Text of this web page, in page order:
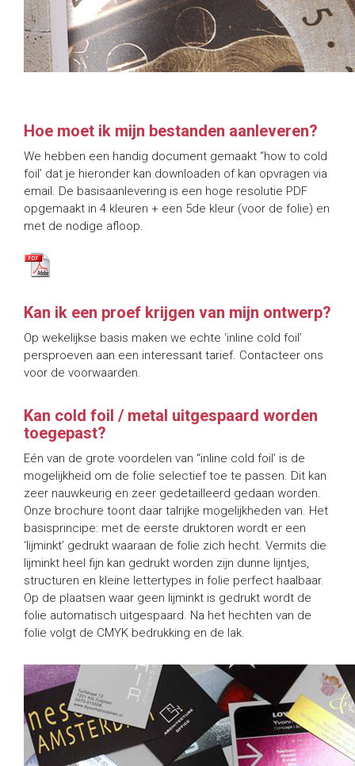
Hoe moet ik mijn bestanden aanleveren?
We hebben een handig document gemaakt “how to cold
foil’ dat je hieronder kan downloaden of kan opvragen via
email. De basisaanlevering is een hoge resolutie PDF
opgemaakt in 4 kleuren + een 5de kleur (voor de folie) en
met de nodige afloop.
Kan ik een proef krijgen van mijn ontwerp?
Op wekelijkse basis maken we echte ‘inline cold foil’
persproeven aan een interessant tarief. Contacteer ons
voor de voorwaarden.
Kan cold foil / metal uitgespaard worden
toegepast?
Eén van de grote voordelen van “inline cold foil’ is de
mogelijkheid om de folie selectief toe te passen. Dit kan
zeer nauwkeurig en zeer gedetailleerd gedaan worden.
Onze brochure toont daar talrijke mogelijkheden van. Het
basisprincipe: met de eerste druktoren wordt er een
‘lijminkt’ gedrukt waaraan de folie zich hecht. Vermits die
lijminkt heel fijn kan gedrukt worden zijn dunne lijntjes,
structuren en kleine lettertypes in folie perfect haalbaar.
Op de plaatsen waar geen lijminkt is gedrukt wordt de
folie automatisch uitgespaard. Na het hechten van de
folie volgt de CMYK bedrukking en de lak.